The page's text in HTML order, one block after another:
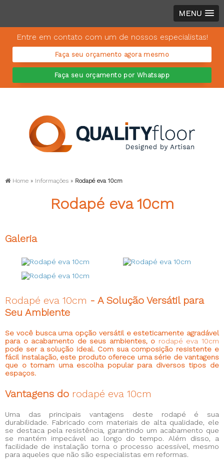
MENU
Entre em contato com um de nossos especialistas!
Faça seu orçamento agora mesmo
Faça seu orçamento por Whatsapp
Home » Informações » Rodapé eva 10cm
Rodapé eva 10cm
Galeria
Rodapé eva 10cm - A Solução Versátil para
Seu Ambiente
Se você busca uma opção versátil e esteticamente agradável
para o acabamento de seus ambientes, o rodapé eva 10cm
pode ser a solução ideal. Com sua composição resistente e
fácil instalação, este produto oferece uma série de vantagens
que o tornam uma escolha popular para diversos tipos de
espaços.
Vantagens do rodapé eva 10cm
Uma das principais vantagens deste rodapé é sua
durabilidade. Fabricado com materiais de alta qualidade, ele
se destaca pela resistência, garantindo um acabamento que
se mantém impecável ao longo do tempo. Além disso, a
facilidade de instalação torna o processo acessível, mesmo
para aqueles que não são especialistas em reformas.